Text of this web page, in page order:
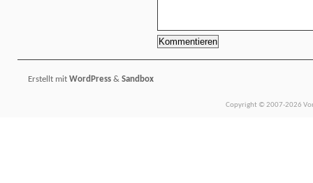
Erstellt mit WordPress & Sandbox
Copyright © 2007-2026